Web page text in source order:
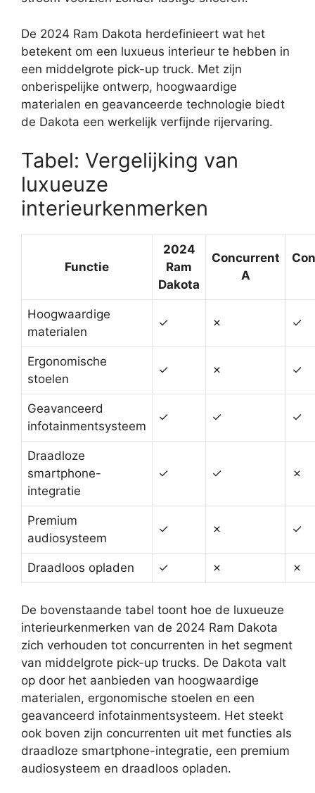
De 2024 Ram Dakota herdefinieert wat het
betekent om een luxueus interieur te hebben in
een middelgrote pick-up truck. Met zijn
onberispelijke ontwerp, hoogwaardige
materialen en geavanceerde technologie biedt
de Dakota een werkelijk verfijnde rijervaring.
Tabel: Vergelijking van
luxueuze
interieurkenmerken
Functie
2024
Ram
Dakota
Concurrent
A
Hoogwaardige
materialen
✓ ✗ ✓
Ergonomische
stoelen
✓ ✗ ✓
Geavanceerd
infotainmentsysteem
✓ ✓ ✓
Draadloze
smartphone-
integratie
✓ ✓ ✗
Premium
audiosysteem
✓ ✗ ✓
Draadloos opladen ✓ ✗ ✗
De bovenstaande tabel toont hoe de luxueuze
interieurkenmerken van de 2024 Ram Dakota
zich verhouden tot concurrenten in het segment
van middelgrote pick-up trucks. De Dakota valt
op door het aanbieden van hoogwaardige
materialen, ergonomische stoelen en een
geavanceerd infotainmentsysteem. Het steekt
ook boven zijn concurrenten uit met functies als
draadloze smartphone-integratie, een premium
audiosysteem en draadloos opladen.